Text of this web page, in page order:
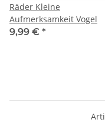
Räder Kleine
Aufmerksamkeit Vogel
9,99 € *